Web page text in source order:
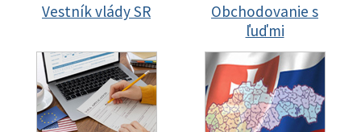
Vestník vlády SR
Obchodovanie s
ľuďmi